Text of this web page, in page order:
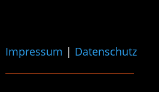
Impressum | Datenschutz